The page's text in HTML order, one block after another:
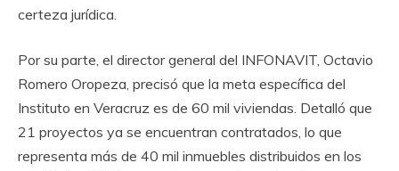
certeza jurídica.
Por su parte, el director general del INFONAVIT, Octavio
Romero Oropeza, precisó que la meta específica del
Instituto en Veracruz es de 60 mil viviendas. Detalló que
21 proyectos ya se encuentran contratados, lo que
representa más de 40 mil inmuebles distribuidos en los